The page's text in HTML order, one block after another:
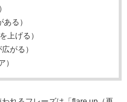
ある）
上げる）
がる）
）